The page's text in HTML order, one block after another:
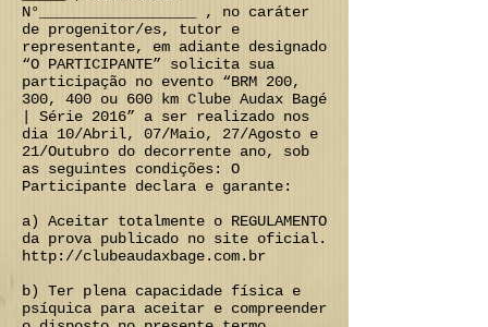
N°__________________ , no caráter
de progenitor/es, tutor e
representante, em adiante designado
“O PARTICIPANTE” solicita sua
participação no evento “BRM 200,
300, 400 ou 600 km Clube Audax Bagé
| Série 2016” a ser realizado nos
dia 10/Abril, 07/Maio, 27/Agosto e
21/Outubro do decorrente ano, sob
as seguintes condições: O
Participante declara e garante:
a) Aceitar totalmente o REGULAMENTO
da prova publicado no site oficial.
http://clubeaudaxbage.com.br
b) Ter plena capacidade física e
psíquica para aceitar e compreender